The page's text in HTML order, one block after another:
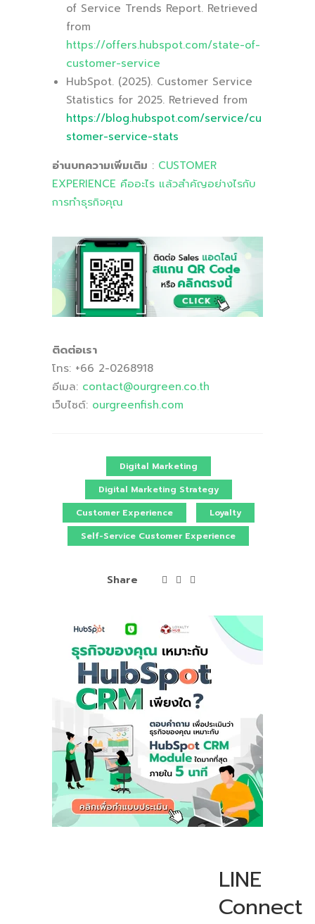
of Service Trends Report. Retrieved
from
https://offers.hubspot.com/state-of-
customer-service
HubSpot. (2025). Customer Service
Statistics for 2025. Retrieved from
https://blog.hubspot.com/service/cu
stomer-service-stats
อ่านบทความเพิ่มเติม : CUSTOMER
EXPERIENCE คืออะไร แล้วสำคัญอย่างไรกับ
การทำธุรกิจคุณ
ติดต่อเรา
โทร: +66 2-0268918
อีเมล: contact@ourgreen.co.th
เว็บไซต์: ourgreenfish.com
Digital Marketing
Digital Marketing Strategy
Customer Experience
Loyalty
Self-Service Customer Experience
Share
LINE
Connect